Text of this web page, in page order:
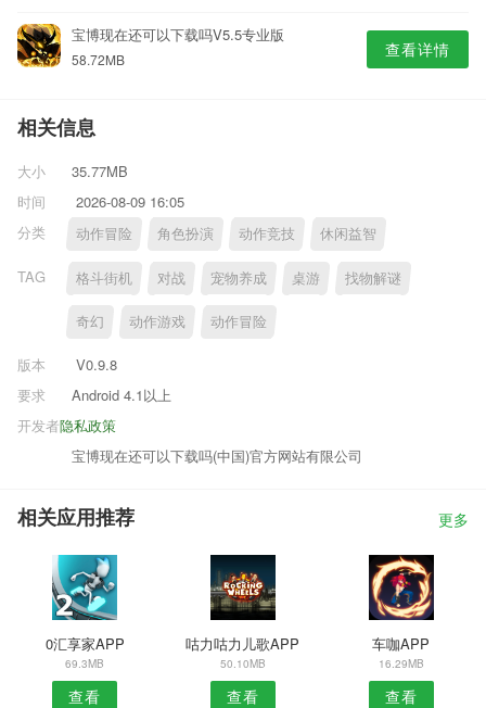
宝博现在还可以下载吗V5.5专业版
58.72MB 查看详情
相关信息
大小
35.77MB
时间
2026-08-09 16:05
分类
动作冒险 角色扮演 动作竞技 休闲益智
TAG 格斗街机 对战 宠物养成 桌游 找物解谜
奇幻 动作游戏 动作冒险
版本
V0.9.8
要求
Android 4.1以上
隐私政策
开发者
宝博现在还可以下载吗(中国)官方网站有限公司
相关应用推荐 更多
0汇享家APP
69.3MB
查看
咕力咕力儿歌APP
50.10MB
查看
车咖APP
16.29MB
查看